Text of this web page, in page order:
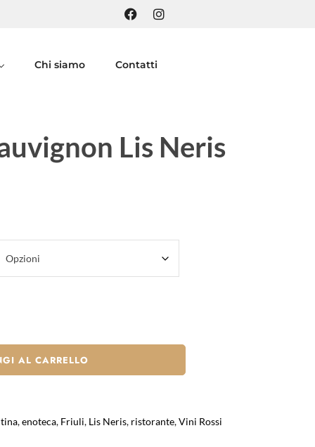
Chi siamo Contatti
Lis Neris
AL CARRELLO
,enoteca, Friuli, Lis Neris, ristorante,Vini Rossi